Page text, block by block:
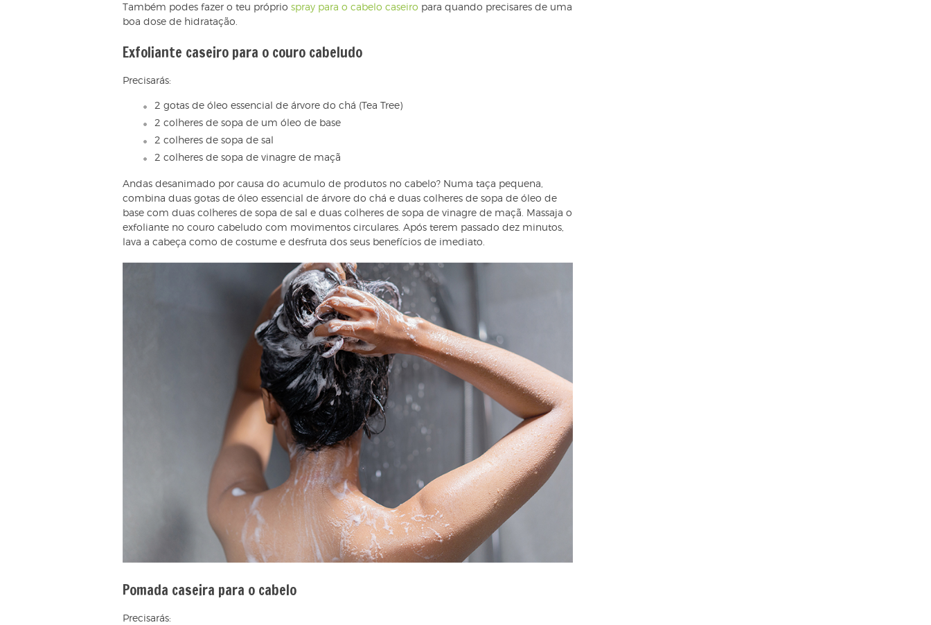
Também podes fazer o teu próprio spray para o cabelo caseiro para quando precisares de uma
boa dose de hidratação.
Exfoliante caseiro para o couro cabeludo
Precisarás:
2 gotas de óleo essencial de árvore do chá (Tea Tree)
2 colheres de sopa de um óleo de base
2 colheres de sopa de sal
2 colheres de sopa de vinagre de maçã
Andas desanimado por causa do acumulo de produtos no cabelo? Numa taça pequena,
combina duas gotas de óleo essencial de árvore do chá e duas colheres de sopa de óleo de
base com duas colheres de sopa de sal e duas colheres de sopa de vinagre de maçã. Massaja o
exfoliante no couro cabeludo com movimentos circulares. Após terem passado dez minutos,
lava a cabeça como de costume e desfruta dos seus benefícios de imediato.
Pomada caseira para o cabelo
Precisarás: